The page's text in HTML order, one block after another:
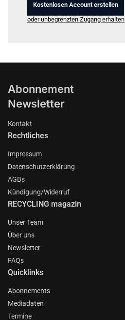
Kostenlosen Account erstellen
oder unbegrenzten Zugang erhalten
Abonnement
Newsletter
Kontakt
Rechtliches
Impressum
Datenschutzerklärung
AGBs
Kündigung/Widerruf
RECYCLING magazin
Unser Team
Über uns
Newsletter
FAQs
Quicklinks
Abonnements
Mediadaten
Termine